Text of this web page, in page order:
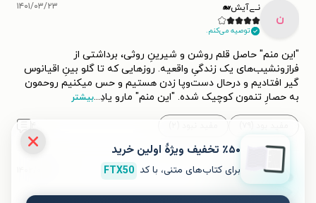
ن
نــے‌آیش🐋
توصیه می‌کنم.
۱۴۰۱/۰۳/۲۳
"این منم" حاصل قلم روشن و شیرینِ روثی، برداشتی از
فرازونشیب‌های یک‌ زندگیِ واقعیه. روزهایی که تا گلو بینِ اقیانوس
گیر افتادیم و درحال دست‌وپا زدن هستیم و حس میکنیم روحمون
به حصارِ تنمون کوچیک شده. "این‌ منم" مارو یادِ...بیشتر
۴
Zahra
توصیه می‌کنم.
٪۵۰ تخفیف ویژۀ اولین خرید
برای کتاب‌های متنی، با کد FTX50